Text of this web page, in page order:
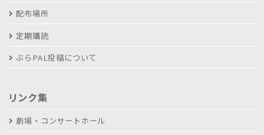
配布場所
定期購読
ぶらPAL投稿について
リンク集
劇場・コンサートホール